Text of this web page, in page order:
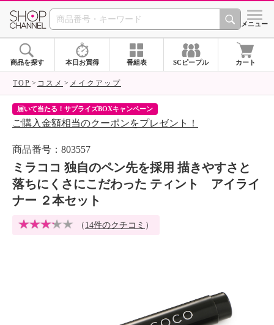
SHOP CHANNEL シメニュー
商品を探す 本日お買得 番組表 SCピープル カート
TOP コスメ メイクアップ
届いて当たる！サプライズBOXキャンペーン
ご購入金額相当のクーポンをプレゼント！
商品番号：803557
ミラココ 独自のペン先を採用 描きやすさと
落ちにくさにこだわった ティント アイライ
ナー ２本セット
（ 14件のクチコミ ）